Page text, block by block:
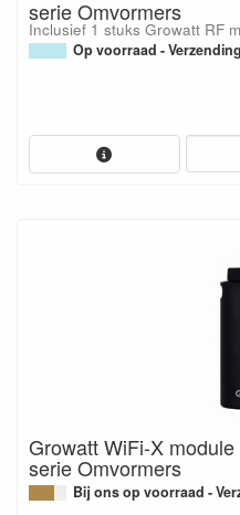
serie Omvormers
Inclusief 1 stuks Growatt RF
Op voorraad -
Growatt WiFi-X
serie Omvormers
Bij ons op voorraad -